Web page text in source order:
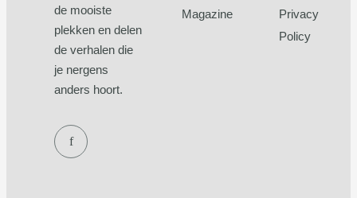
de mooiste
plekken en delen
de verhalen die
je nergens
anders hoort.
f
Magazine
Privacy
Policy